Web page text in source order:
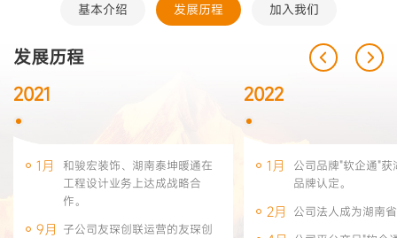
基本介绍 发展历程 加入我们
发展历程
2021
1月
和骏宏装饰、湖南泰坤暖通在
工程设计业务上达成战略合
作。
9月 子公司友琛创联运营的友琛创
2022
1月
公司品牌"软企通"
品牌认定。
2月 公司法人成为湖南